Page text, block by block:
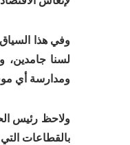
وفي هذا
لسنا جامدين،
ومدارسة أي
ولاحظ رئيس
بالقطاعات